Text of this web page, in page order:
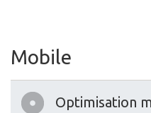
Mobile
Optimisation